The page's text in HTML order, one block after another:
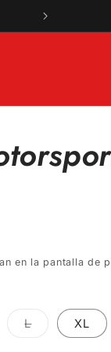
en la pantalla de
LVariante
agotada
XL